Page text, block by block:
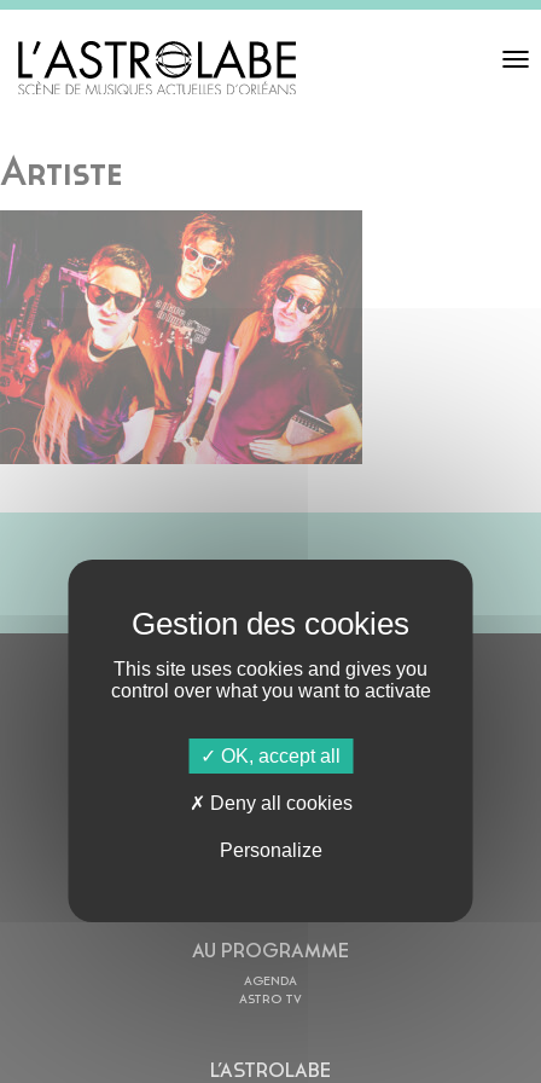
Toggle
Artiste
S'ABONNER À LA NEWSLETTER
AU PROGRAMME
AGENDA
ASTRO TV
L’ASTROLABE
This site uses cookies and gives you
control over what you want to activate
OK, accept all
Deny all cookies
Personalize